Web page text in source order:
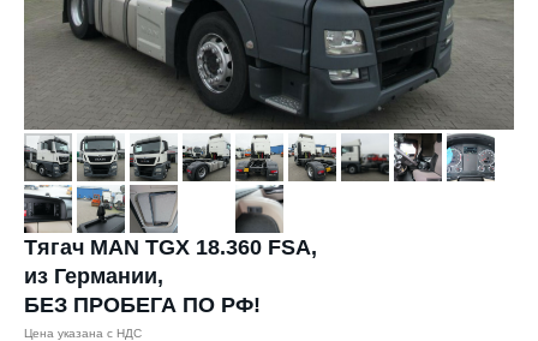
Тягач MAN TGX 18.360 FSA,
из Германии,
БЕЗ ПРОБЕГА ПО РФ!
Цена указана с НДС